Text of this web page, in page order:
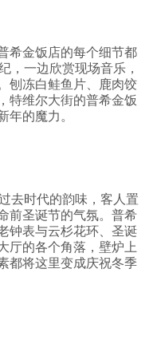
希金饭店的每个细节都
，一边欣赏现场音乐，
刨冻白鲑鱼片、鹿肉饺
特维尔大街的普希金饭
年的魔力。
去时代的韵味，客人置
前圣诞节的气氛。普希
钟表与云杉花环、圣诞
厅的各个角落，壁炉上
都将这里变成庆祝冬季